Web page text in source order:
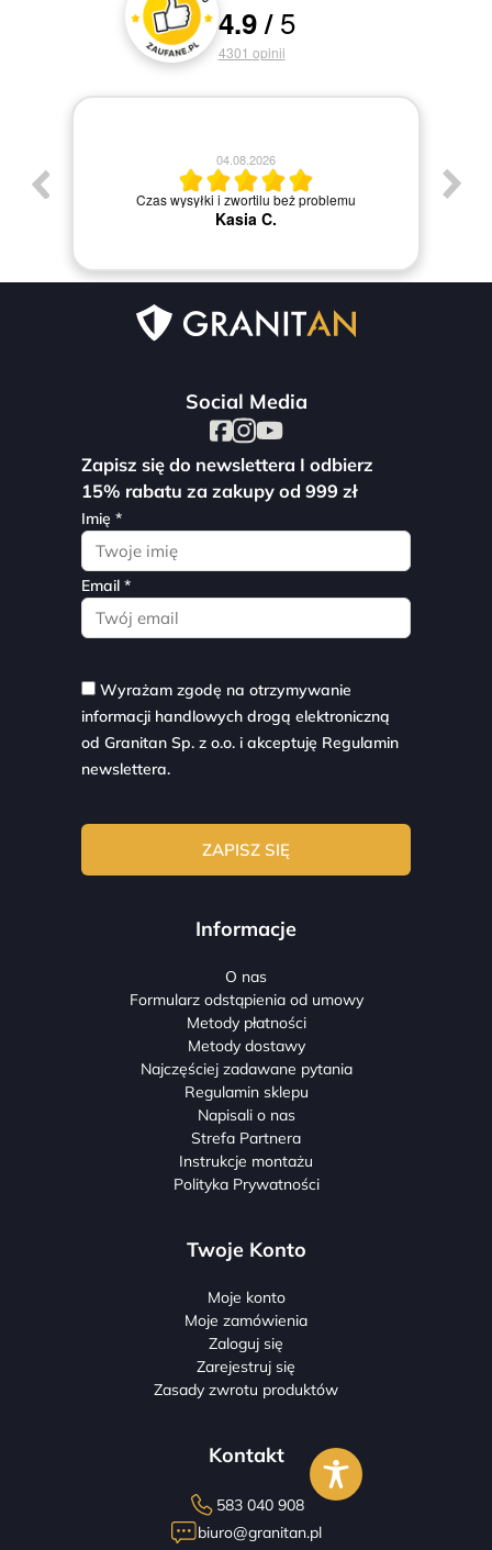
Oceny i recenzje klientów
4.9/5
4301 opinii
04.08.2026
Czas wysyłki i zwortilu beż problemu
Kasia C.
Social Media
Zapisz się do newslettera I odbierz
15% rabatu za zakupy od 999 zł
Imię *
Email *
Wyrażam zgodę na otrzymywanie
informacji handlowych drogą elektroniczną
od Granitan Sp. z o.o. i akceptuję Regulamin
newslettera.
Informacje
O nas
Formularz odstąpienia od umowy
Metody płatności
Metody dostawy
Najczęściej zadawane pytania
Regulamin sklepu
Napisali o nas
Strefa Partnera
Instrukcje montażu
Polityka Prywatności
Twoje Konto
Moje konto
Moje zamówienia
Zaloguj się
Zarejestruj się
Zasady zwrotu produktów
Kontakt
583 040 908
biuro@granitan.pl